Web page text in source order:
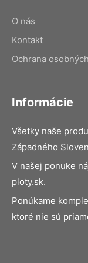
O nás
Kontakt
Ochrana
Informácie
Všetky naše
Západného
V našej ponuke
ploty.sk.
Ponúkame
ktoré nie sú